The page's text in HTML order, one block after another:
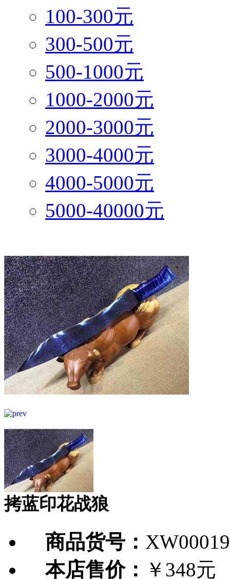
100-300元
300-500元
500-1000元
1000-2000元
2000-3000元
3000-4000元
4000-5000元
5000-40000元
拷蓝印花战狼
商品货号：
本店售价： ￥348元